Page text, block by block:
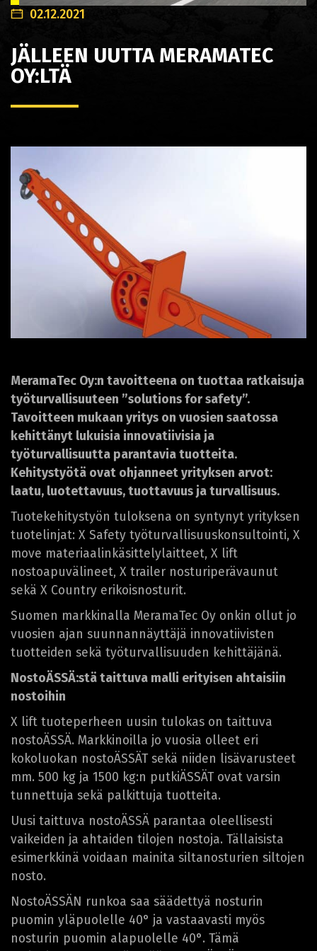
02.12.2021
JÄLLEEN UUTTA MERAMATEC
OY:LTÄ
MeramaTec Oy:n tavoitteena on tuottaa ratkaisuja
työturvallisuuteen ”solutions for safety”.
Tavoitteen mukaan yritys on vuosien saatossa
kehittänyt lukuisia innovatiivisia ja
työturvallisuutta parantavia tuotteita.
Kehitystyötä ovat ohjanneet yrityksen arvot:
laatu, luotettavuus, tuottavuus ja turvallisuus.
Tuotekehitystyön tuloksena on syntynyt yrityksen
tuotelinjat: X Safety työturvallisuuskonsultointi, X
move materiaalinkäsittelylaitteet, X lift
nostoapuvälineet, X trailer nosturiperävaunut
sekä X Country erikoisnosturit.
Suomen markkinalla MeramaTec Oy onkin ollut jo
vuosien ajan suunnannäyttäjä innovatiivisten
tuotteiden sekä työturvallisuuden kehittäjänä.
NostoÄSSÄ:stä taittuva malli erityisen ahtaisiin
nostoihin
X lift tuoteperheen uusin tulokas on taittuva
nostoÄSSÄ. Markkinoilla jo vuosia olleet eri
kokoluokan nostoÄSSÄT sekä niiden lisävarusteet
mm. 500 kg ja 1500 kg:n putkiÄSSÄT ovat varsin
tunnettuja sekä palkittuja tuotteita.
Uusi taittuva nostoÄSSÄ parantaa oleellisesti
vaikeiden ja ahtaiden tilojen nostoja. Tällaisista
esimerkkinä voidaan mainita siltanosturien siltojen
nosto.
NostoÄSSÄN runkoa saa säädettyä nosturin
puomin yläpuolelle 40° ja vastaavasti myös
nosturin puomin alapuolelle 40°. Tämä